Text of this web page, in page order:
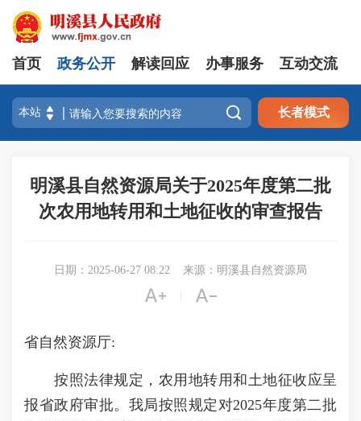
首页 政务公开 解读回应 办事服务 互动交流
 长者模式
明溪县自然资源局关于2025年度第二批
次农用地转用和土地征收的审查报告
日期：2025-06-27 08:22 来源：明溪县自然资源局
 
省自然资源厅:
按照法律规定，农用地转用和土地征收应呈
报省政府审批。我局按照规定对2025年度第二批